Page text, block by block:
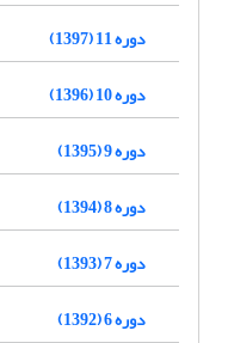
دوره 11 (1397)
دوره 10 (1396)
دوره 9 (1395)
دوره 8 (1394)
دوره 7 (1393)
دوره 6 (1392)